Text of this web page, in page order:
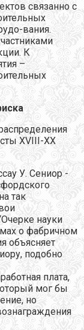
связанно с
вания.
К
–
XVIII-XX
У. Сениор -
так
науки
о фабричном
объясняет
подобно
плата,
мог бы
но